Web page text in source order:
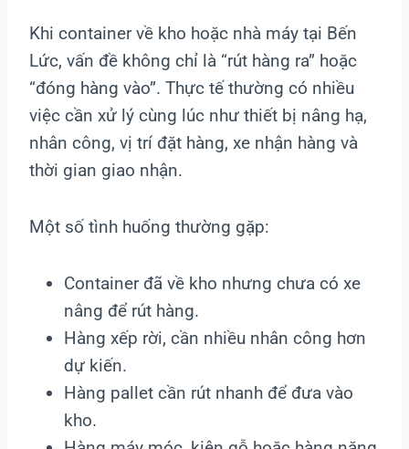
Khi container về kho hoặc nhà máy tại Bến
Lức, vấn đề không chỉ là “rút hàng ra” hoặc
“đóng hàng vào”. Thực tế thường có nhiều
việc cần xử lý cùng lúc như thiết bị nâng hạ,
nhân công, vị trí đặt hàng, xe nhận hàng và
thời gian giao nhận.
Một số tình huống thường gặp:
Container đã về kho nhưng chưa có xe
nâng để rút hàng.
Hàng xếp rời, cần nhiều nhân công hơn
dự kiến.
Hàng pallet cần rút nhanh để đưa vào
kho.